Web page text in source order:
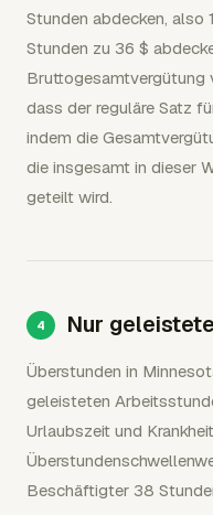
Stunden abdecken, also
Stunden zu 36 $
Bruttogesamtvergütung
dass der reguläre Satz
indem die
die insgesamt in dieser
geteilt wird.
Nur
Überstunden in
geleisteten
Urlaubszeit und
Beschäftigter 38